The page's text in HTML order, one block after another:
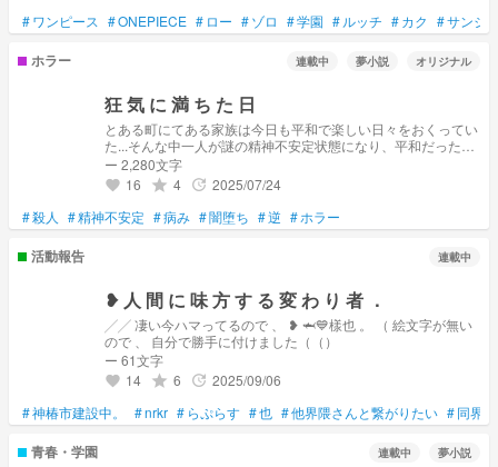
#ワンピース #ONEPIECE # ロー #ゾロ #学園 # ルッチ #カク #サンジ
ホラー 連載中 夢小説 オリジナル
狂 気 に 満 ち た 日
とある町にてある家族は今日も平和で楽しい日々をおくってい
た...そんな中一人が謎の精神不安定状態になり、平和だった町
や家族をめちゃくちゃにするお話...？（注意、一部この小説に
はホラー描写が含まれている部分があります（ホラー描写があ
る所には注意とタイトルに書いておきます）苦手な方は視聴を
お控え下さい
ー 2,280文字
favorite 16 grade 4 update 2025/07/24
#殺人 #精神不安定 #病み #闇堕ち #逆 #ホラー
活動報告 連載中
❥ 人 間 に 味 方 す る 変 わ り 者 ．
╱╱ 凄い今ハマってるので 、 ❥ 🦈💙樣也 。 （ 絵文字が無い
ので 、 自分で勝手に付けました（（）
ー 61文字
favorite 14 grade 6 update 2025/09/06
#神椿市建設中。 #nrkr # らぷらす #也 #他界隈さんと繋がりたい #同界
青春・学園 連載中 夢小説